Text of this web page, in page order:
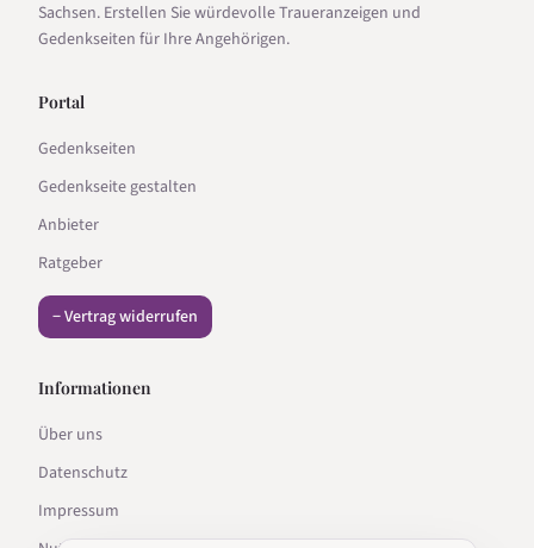
Sachsen. Erstellen Sie würdevolle Traueranzeigen und
Gedenkseiten für Ihre Angehörigen.
Portal
Gedenkseiten
Gedenkseite gestalten
Anbieter
Ratgeber
− Vertrag widerrufen
Informationen
Über uns
Datenschutz
Impressum